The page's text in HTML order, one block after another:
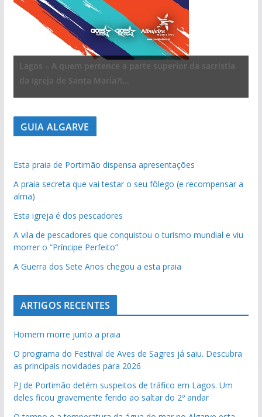
Lagos – A quem pertence a parte superior da sacristia
da Igreja de Santa Maria?!…
GUIA ALGARVE
Esta praia de Portimão dispensa apresentações
A praia secreta que vai testar o seu fôlego (e recompensar a
alma)
Esta igreja é dos pescadores
A vila de pescadores que conquistou o turismo mundial e viu
morrer o “Príncipe Perfeito”
A Guerra dos Sete Anos chegou a esta praia
ARTIGOS RECENTES
Homem morre junto a praia
O programa do Festival de Aves de Sagres já saiu. Descubra
as principais novidades para 2026
PJ de Portimão detém suspeitos de tráfico em Lagos. Um
deles ficou gravemente ferido ao saltar do 2º andar